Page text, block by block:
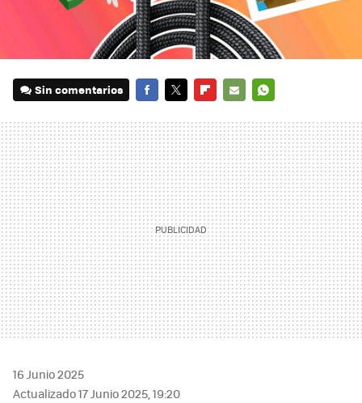
Sin comentarios
MAIL
16 Junio 2025
Actualizado 17 Junio 2025, 19:20